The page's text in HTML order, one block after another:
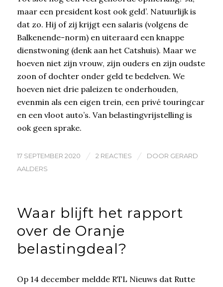
maar een president kost ook geld’. Natuurlijk is
dat zo. Hij of zij krijgt een salaris (volgens de
Balkenende-norm) en uiteraard een knappe
dienstwoning (denk aan het Catshuis). Maar we
hoeven niet zijn vrouw, zijn ouders en zijn oudste
zoon of dochter onder geld te bedelven. We
hoeven niet drie paleizen te onderhouden,
evenmin als een eigen trein, een privé touringcar
en een vloot auto’s. Van belastingvrijstelling is
ook geen sprake.
17 SEPTEMBER 2020 / 2 REACTIES / DOOR GERARD
AALDERS
Waar blijft het rapport
over de Oranje
belastingdeal?
Op 14 december meldde RTL Nieuws dat Rutte